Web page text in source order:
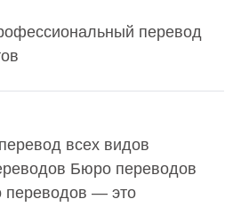
перевод
всех видов
Бюро переводов
переводов — это